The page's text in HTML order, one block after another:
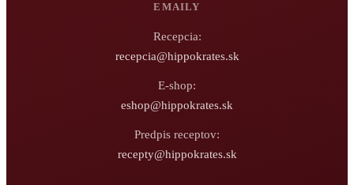
EMAILY
Recepcia:
recepcia@hippokrates.sk
E-shop:
eshop@hippokrates.sk
Predpis receptov:
recepty@hippokrates.sk